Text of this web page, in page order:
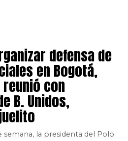
defensa de
en Bogotá,
reunió con
B. Unidos,
la presidenta del Polo